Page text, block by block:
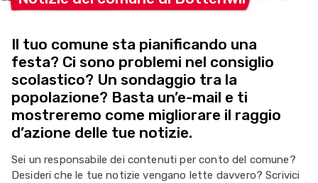
Il tuo comune sta pianificando una
festa? Ci sono problemi nel consiglio
scolastico? Un sondaggio tra la
popolazione? Basta un’e-mail e ti
mostreremo come migliorare il raggio
d’azione delle tue notizie.
Sei un responsabile dei contenuti per conto del comune?
Desideri che le tue notizie vengano lette davvero? Scrivici